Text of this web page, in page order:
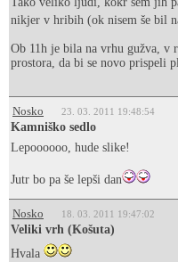
nikjer v hribih (ok nisem še bil
Ob 11h je bila na vrhu gužva, v
prostora, da bi se novo prispeli
Nosko 23. 03. 2011 19:48:54
Kamniško sedlo
Lepoooooo, hude slike!
Jutr bo pa še lepši dan
Nosko 18. 03. 2011 19:47:02
Veliki vrh (Košuta)
Hvala